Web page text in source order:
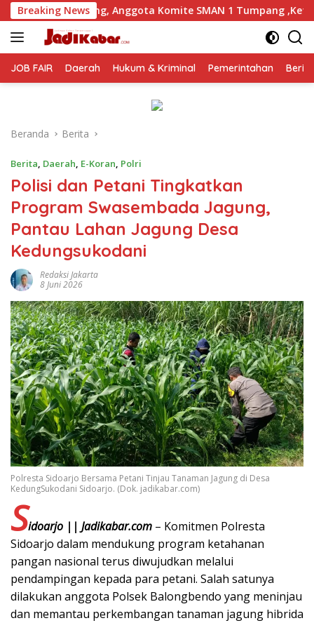
Langsung
ke
konten
Breaking News
Komite SMAN 1 Tumpang ,Ketua DPD IWOI Buka suara
JOB FAIR Daerah Hukum & Kriminal Pemerintahan
Beranda Berita
Berita, Daerah, E-Koran, Polri
Polisi dan Petani Tingkatkan
Program Swasembada Jagung,
Pantau Lahan Jagung Desa
Kedungsukodani
Redaksi Jakarta
8 Juni 2026
Polresta Sidoarjo Bersama Petani Tinjau Tanaman Jagung di Desa
KedungSukodani Sidoarjo. (Dok. jadikabar.com)
Sidoarjo || Jadikabar.com – Komitmen Polresta
Sidoarjo dalam mendukung program ketahanan
pangan nasional terus diwujudkan melalui
pendampingan kepada para petani. Salah satunya
dilakukan anggota Polsek Balongbendo yang meninjau
dan memantau perkembangan tanaman jagung hibrida